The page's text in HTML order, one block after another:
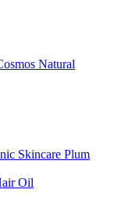
Natural
Skincare Plum
Oil